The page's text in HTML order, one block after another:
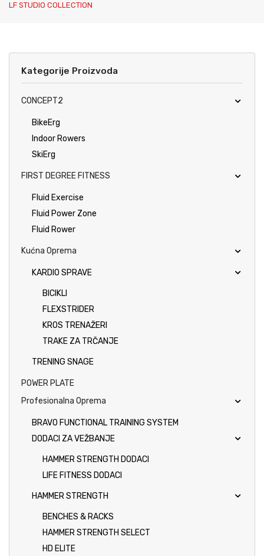
LF STUDIO COLLECTION
Kategorije Proizvoda
CONCEPT2
BikeErg
Indoor Rowers
SkiErg
FIRST DEGREE FITNESS
Fluid Exercise
Fluid Power Zone
Fluid Rower
Kućna Oprema
KARDIO SPRAVE
BICIKLI
FLEXSTRIDER
KROS TRENAŽERI
TRAKE ZA TRČANJE
TRENING SNAGE
POWER PLATE
Profesionalna Oprema
BRAVO FUNCTIONAL TRAINING SYSTEM
DODACI ZA VEŽBANJE
HAMMER STRENGTH DODACI
LIFE FITNESS DODACI
HAMMER STRENGTH
BENCHES & RACKS
HAMMER STRENGTH SELECT
HD ELITE